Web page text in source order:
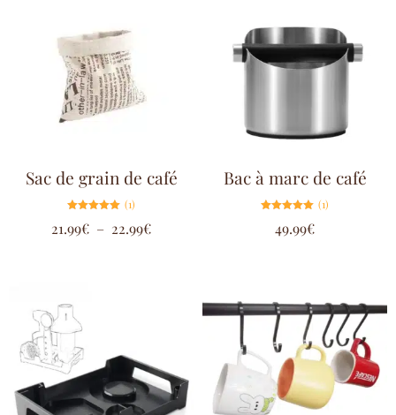
Sac de grain de café
5.00
sur 5
(1)
21.99€ – 22.99€
Bac à marc de café
5.00
sur 5
(1)
49.99€